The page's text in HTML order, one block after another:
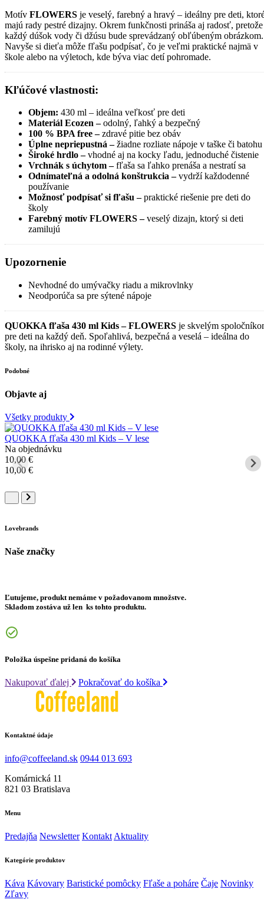
Motív FLOWERS je veselý, farebný a hravý – ideálny pre deti,
majú rady pestré dizajny. Okrem funkčnosti prináša aj radosť, pretože
každý dúšok vody či džúsu bude sprevádzaný obľúbeným obrázkom.
Navyše si dieťa môže fľašu podpísať, čo je veľmi praktické najmä v
škole alebo na výletoch, kde býva viac detí pohromade.
Kľúčové vlastnosti:
Objem: 430 ml – ideálna veľkosť pre deti
Materiál Ecozen –odolný, ľahký a bezpečný
100 % BPA free –zdravé pitie bez obáv
Úplne nepriepustná –žiadne rozliate nápoje v taške či batohu
Široké hrdlo –vhodné aj na kocky ľadu, jednoduché čistenie
Vrchnák s úchytom –fľaša sa ľahko prenáša a nestratí sa
Odnímateľná a odolná konštrukcia –vydrží každodenné
používanie
Možnosť podpísať si fľašu –praktické riešenie pre deti do
školy
Farebný motív FLOWERS –veselý dizajn, ktorý si deti
zamilujú
Upozornenie
Nevhodné do umývačky riadu a mikrovlnky
Neodporúča sa pre sýtené nápoje
QUOKKA fľaša 430 ml Kids – FLOWERS je skvelým
pre deti na každý deň. Spoľahlivá, bezpečná a veselá – ideálna do
školy, na ihrisko aj na rodinné výlety.
Podobné
Objavte aj
Všetky produkty
QUOKKA fľaša 430 ml Kids – V lese
Na objednávku
10,00 €
10,00 €
Lovebrands
Naše značky
Ľutujeme, produkt nemáme v požadovanom množstve.
Skladom zostáva už len ks tohto produktu.
Položka úspešne pridaná do košíka
Nakupovať ďalej Pokračovať do košíka
Kontaktné údaje
info@coffeeland.sk 0944 013 693
Komárnická 11
821 03 Bratislava
Menu
Predajňa Newsletter Kontakt Aktuality
Kategórie produktov
Káva Kávovary Baristické pomôcky Fľaše a poháre Čaje Novinky
Zľavy